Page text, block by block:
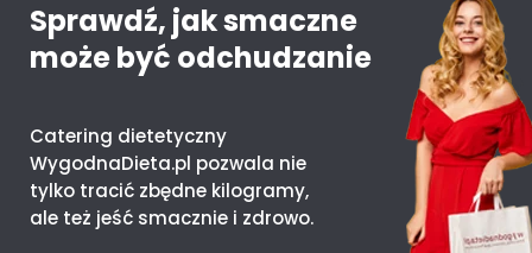
Sprawdź, jak smaczne
może być odchudzanie
Catering dietetyczny
WygodnaDieta.pl pozwala nie
tylko tracić zbędne kilogramy,
ale też jeść smacznie i zdrowo.